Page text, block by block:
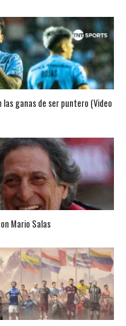
ganas de ser puntero (Video
Mario Salas